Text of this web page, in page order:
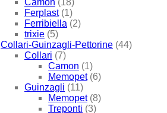
Camon (18)
Ferplast (1)
Ferribiella (2)
trixie (5)
Collari-Guinzagli-Pettorine (44)
Collari (7)
Camon (1)
Memopet (6)
Guinzagli (11)
Memopet (8)
Treponti (3)